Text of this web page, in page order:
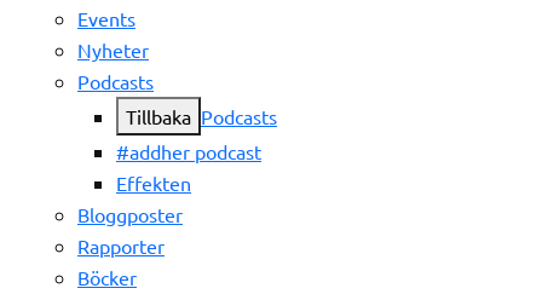
Events
Nyheter
Podcasts
Tillbaka Podcasts
#addher podcast
Effekten
Bloggposter
Rapporter
Böcker